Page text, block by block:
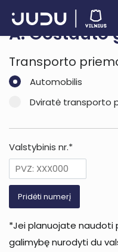
A. Goštauto
Transporto
Automobilis
Dviratė transporto
Valstybinis nr.*
Pridėti numerį
*Jei planuojate naudoti
galimybę nurodyti du